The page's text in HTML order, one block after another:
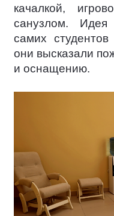
качалкой,
санузлом.
самих
они высказали
и оснащению.